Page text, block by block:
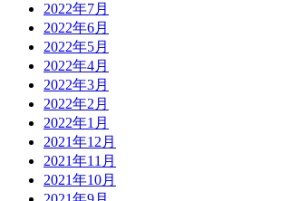
2022年7月
2022年6月
2022年5月
2022年4月
2022年3月
2022年2月
2022年1月
2021年12月
2021年11月
2021年10月